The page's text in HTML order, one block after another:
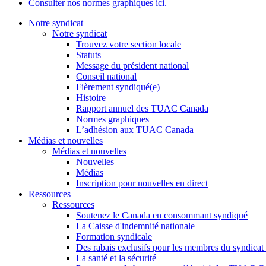
Consulter nos normes graphiques ici.
Notre syndicat
Notre syndicat
Trouvez votre section locale
Statuts
Message du président national
Conseil national
Fièrement syndiqué(e)
Histoire
Rapport annuel des TUAC Canada
Normes graphiques
L’adhésion aux TUAC Canada
Médias et nouvelles
Médias et nouvelles
Nouvelles
Médias
Inscription pour nouvelles en direct
Ressources
Ressources
Soutenez le Canada en consommant syndiqué
La Caisse d'indemnité nationale
Formation syndicale
Des rabais exclusifs pour les membres du
La santé et la sécurité